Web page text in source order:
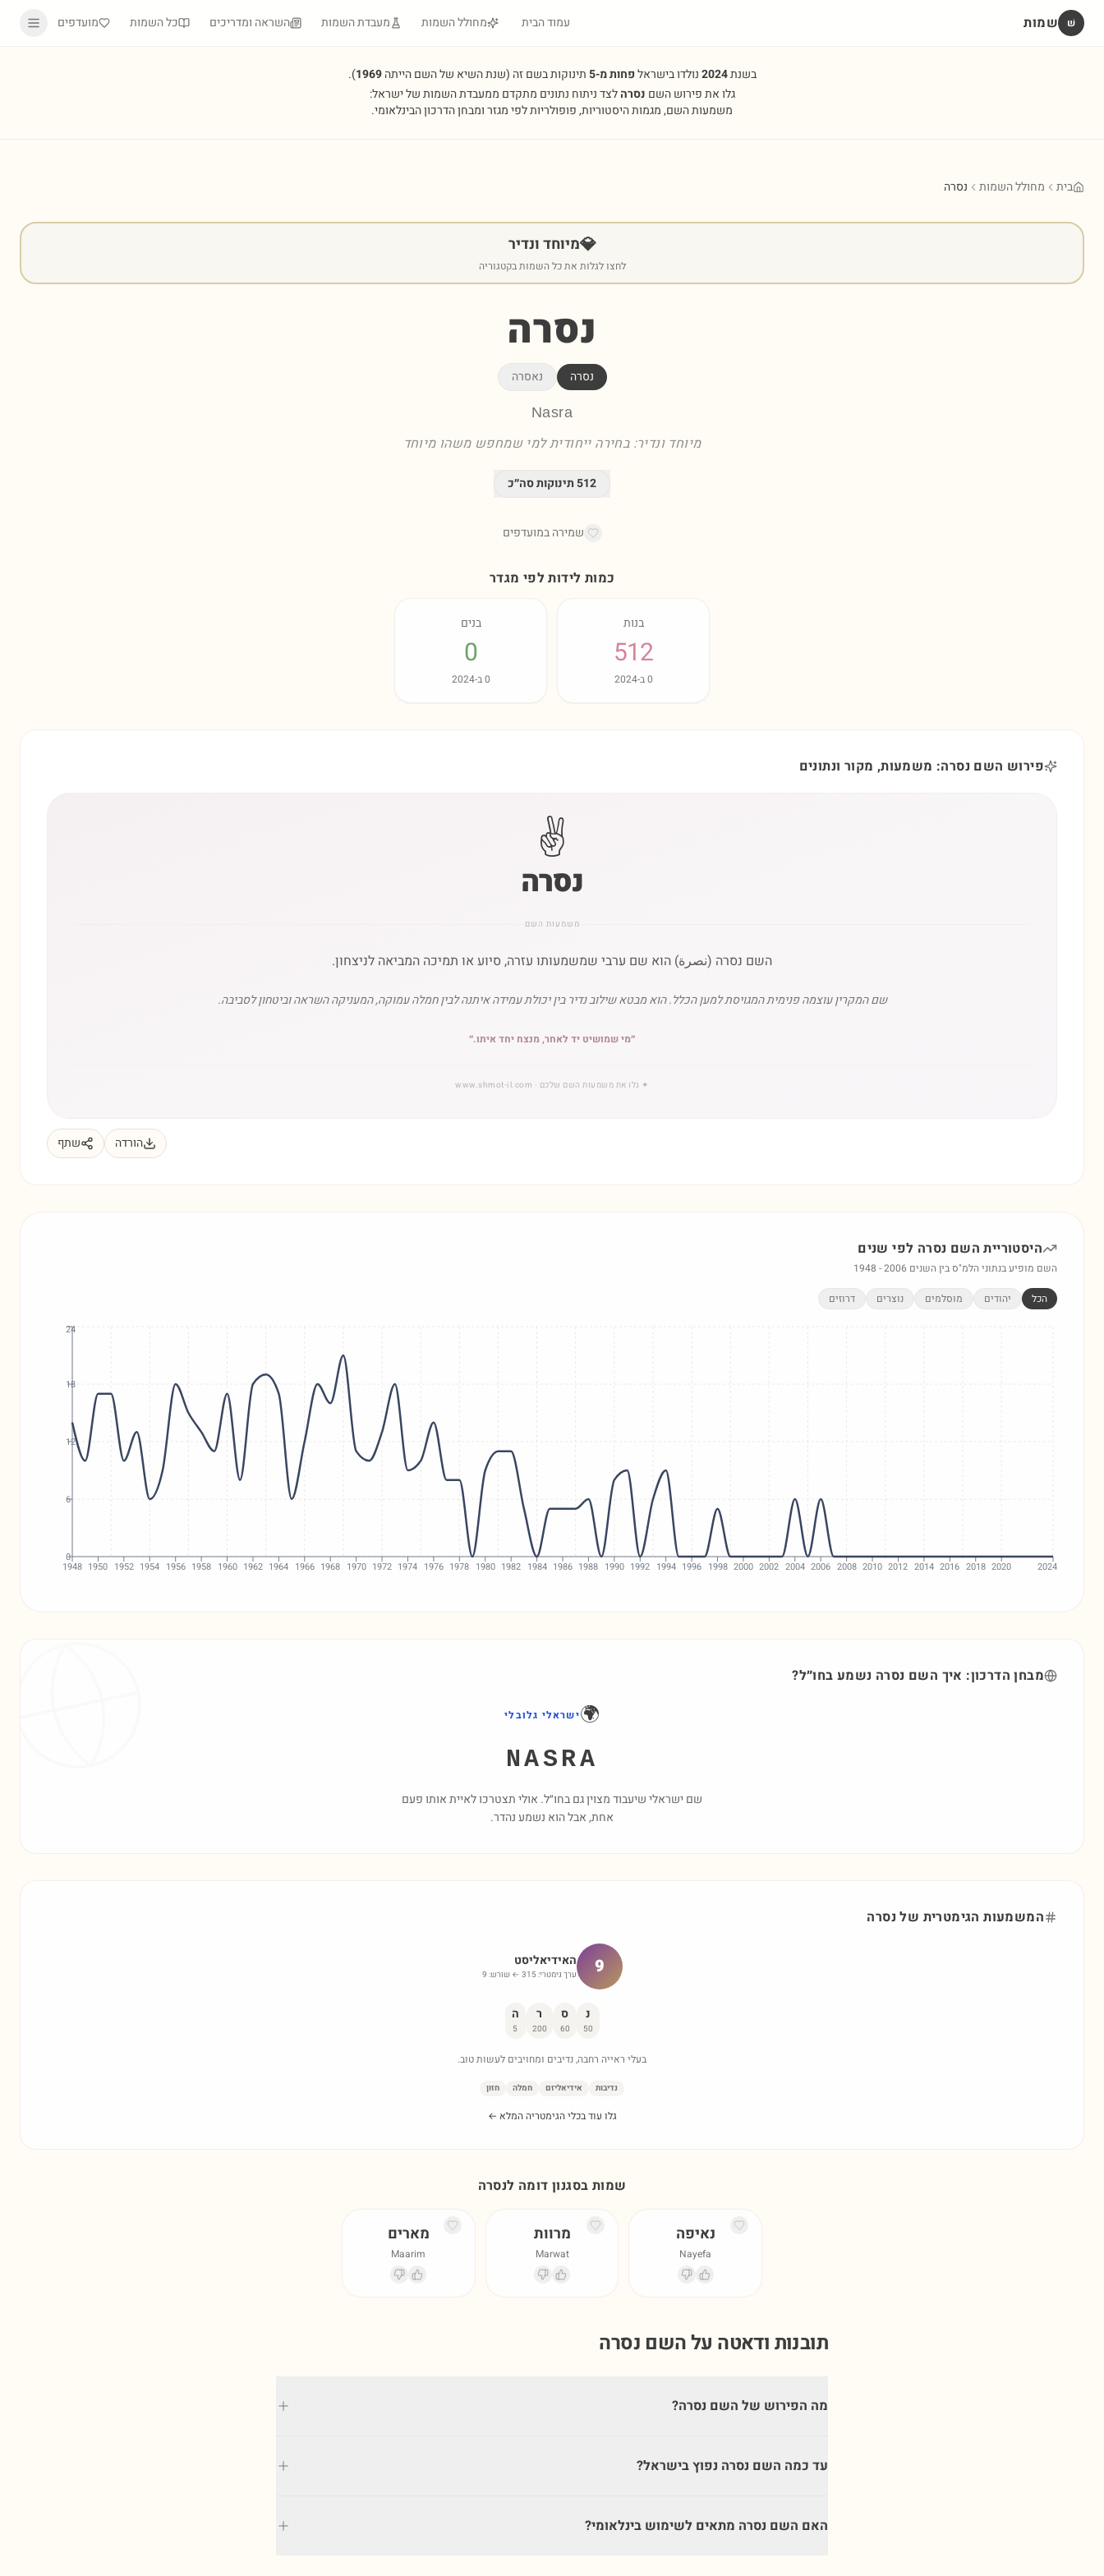
שׁ שמות עמוד הבית מחולל השמות מעבדת השמות השראה ומדריכים כל השמות מועדפים
בשנת2024נולדו בישראלפחות מ-5 תינוקות בשם זה (שנת השיא של השם הייתה1969
).
גלו את פירוש השם נסרהלצד ניתוח נתונים מתקדם ממעבדת השמות של ישראל:
משמעות השם, מגמות היסטוריות, פופולריות לפי מגזר ומבחן הדרכון הבינלאומי.
בית מחולל השמות נסרה
💎מיוחד ונדיר
לחצו לגלות את כל השמות בקטגוריה
נסרה
נסרה נאסרה
Nasra
מיוחד ונדיר: בחירה ייחודית למי שמחפש משהו מיוחד
512תינוקות סה״כ
שמירה במועדפים
כמות לידות לפי מגדר
בנות
512
0ב-2024
בנים
0
0ב-2024
פירוש השם נסרה: משמעות, מקור ונתונים
✌️
נסרה
משמעות השם
השם נסרה (نصرة) הוא שם ערבי שמשמעותו עזרה, סיוע או תמיכה המביאה לניצחון.
שם המקרין עוצמה פנימית המגויסת למען הכלל. הוא מבטא שילוב נדיר בין יכולת עמידה איתנה לבין חמלה עמוקה, המעניקה השראה וביטחון לסביבה.
״מי שמושיט יד לאחר, מנצח יחד איתו.״
✦ גלו את משמעות השם שלכם · www.shmot-il.com
הורדה שתף
היסטוריית השם נסרה לפי שנים
השם מופיע בנתוני הלמ"ס בין השנים 1948 -2006
הכל יהודים מוסלמים נוצרים דרוזים
1948 1950 1952 1954 1956 1958 1960 1962 1964 1966 1968 1970 1972 1974 1976 1978 1980 1982 1984 1986 1988 1990 1992 1994 1996 1998 2000 2002 2004 2006 2008 2010 2012 2014 2016 2018 2020 2024
0
6
12
18
24
מבחן הדרכון: איך השם נסרה נשמע בחו״ל?
🌍ישראלי גלובלי
NASRA
שם ישראלי שיעבוד מצוין גם בחו״ל. אולי תצטרכו לאיית אותו פעם
אחת, אבל הוא נשמע נהדר.
המשמעות הגימטרית של נסרה
9 האידיאליסט
ערך גימטרי: 315 ← שורש: 9
נ
50
ס
60
ר
200
ה
5
בעלי ראייה רחבה, נדיבים ומחויבים לעשות טוב.
נדיבות אידיאליזם חמלה חזון
גלו עוד בכלי הגימטריה המלא ←
שמות בסגנון דומה לנסרה
נאיפה
Nayefa
מרוות
Marwat
מארים
Maarim
תובנות ודאטה על השם נסרה
מה הפירוש של השם נסרה?
עד כמה השם נסרה נפוץ בישראל?
האם השם נסרה מתאים לשימוש בינלאומי?